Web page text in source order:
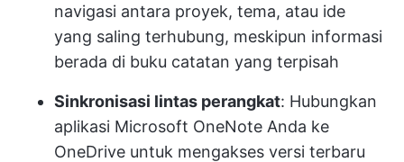
navigasi antara proyek, tema, atau ide
yang saling terhubung, meskipun informasi
berada di buku catatan yang terpisah
Sinkronisasi lintas perangkat: Hubungkan
aplikasi Microsoft OneNote Anda ke
OneDrive untuk mengakses versi terbaru